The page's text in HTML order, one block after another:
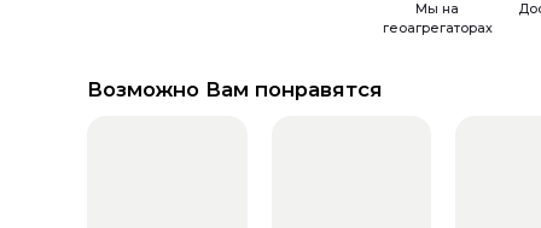
Мы на
геоагрегаторах
Возможно Вам понравятся